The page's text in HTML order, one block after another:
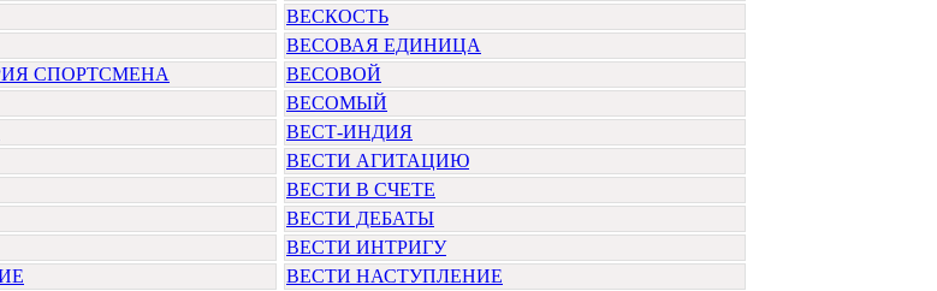
ВЕСКОСТЬ
ВЕСОВАЯ ЕДИНИЦА
СПОРТСМЕНА
ВЕСОВОЙ
ВЕСОМЫЙ
ВЕСТ-ИНДИЯ
ВЕСТИ АГИТАЦИЮ
ВЕСТИ В СЧЕТЕ
ВЕСТИ ДЕБАТЫ
ВЕСТИ ИНТРИГУ
ВЕСТИ НАСТУПЛЕНИЕ